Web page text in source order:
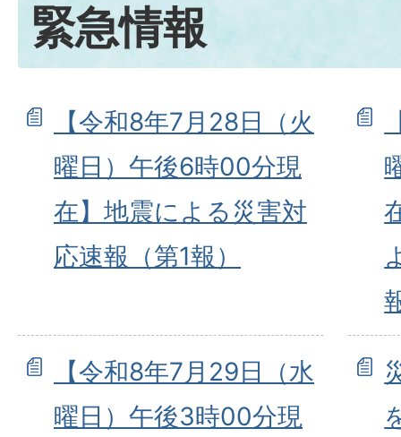
緊急情報
【令和8年7月28日（火
曜日）午後6時00分現
在】地震による災害対
応速報（第1報）
【令和8年7月29日（水
曜日）午後3時00分現